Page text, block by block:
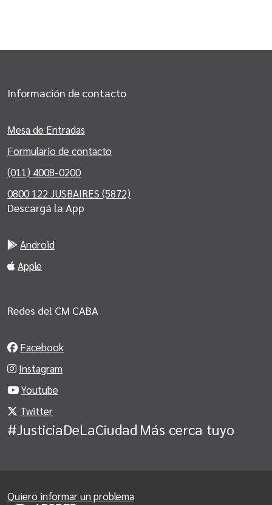
Información de contacto
Mesa de Entradas
Formulario de contacto
(011) 4008-0200
0800 122 JUSBAIRES (5872)
Descargá la App
Android
Apple
Redes del CM CABA
Facebook
Instagram
Youtube
Twitter
#JusticiaDeLaCiudad Más cerca tuyo
Quiero informar un problema